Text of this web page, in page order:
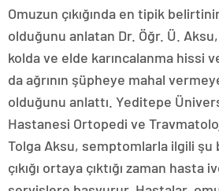
Omuzun çıkığında en tipik
olduğunu anlatan Dr. Öğr. Ü.
kolda ve elde karıncalanma hissi
da ağrının şüpheye mahal
olduğunu anlattı. Yeditepe
Hastanesi Ortopedi ve
Tolga Aksu, semptomlarla ilgili şu
çıkığı ortaya çıktığı zaman hasta